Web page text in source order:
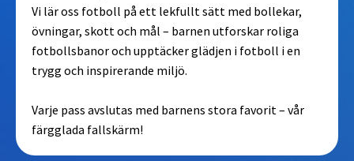
Vi lär oss fotboll på ett lekfullt sätt med bollekar,
övningar, skott och mål – barnen utforskar roliga
fotbollsbanor och upptäcker glädjen i fotboll i en
trygg och inspirerande miljö.
Varje pass avslutas med barnens stora favorit – vår
färgglada fallskärm!